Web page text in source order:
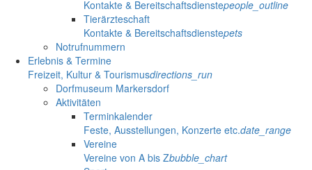
Kontakte & Bereitschaftsdienstepeople_outline
Tierärzteschaft
Kontakte & Bereitschaftsdienstepets
Notrufnummern
Erlebnis & Termine
Freizeit, Kultur & Tourismusdirections_run
Dorfmuseum Markersdorf
Aktivitäten
Terminkalender
Feste, Ausstellungen, Konzerte etc.date_range
Vereine
Vereine von A bis Zbubble_chart